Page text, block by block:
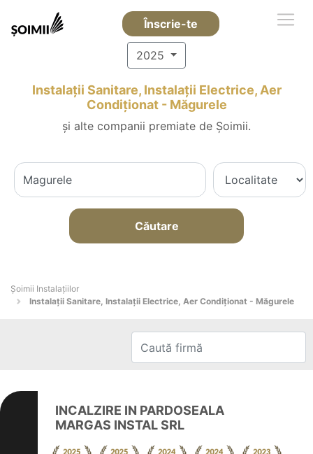
Înscrie-te
2025
Instalații Sanitare, Instalații Electrice, Aer
Condiționat - Măgurele
și alte companii premiate de Șoimii.
Căutare
Şoimii Instalaţiilor
Instalații Sanitare, Instalații Electrice, Aer Condiționat - Măgurele
INCALZIRE IN PARDOSEALA
MARGAS INSTAL SRL